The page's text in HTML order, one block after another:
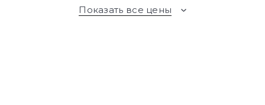
Показать все цены